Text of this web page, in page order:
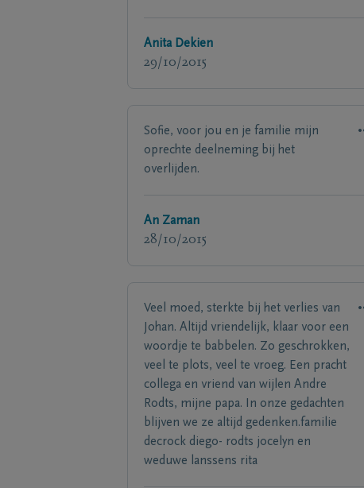
Anita Dekien
29/10/2015
Sofie, voor jou en je familie mijn
oprechte deelneming bij het
overlijden.
An Zaman
28/10/2015
Veel moed, sterkte bij het verlies van
Johan. Altijd vriendelijk, klaar voor een
woordje te babbelen. Zo geschrokken,
veel te plots, veel te vroeg. Een pracht
collega en vriend van wijlen Andre
Rodts, mijne papa. In onze gedachten
blijven we ze altijd gedenken.familie
decrock diego- rodts jocelyn en
weduwe lanssens rita